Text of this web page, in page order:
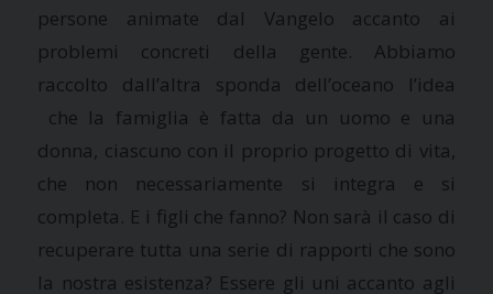
persone animate dal Vangelo accanto ai
problemi concreti della gente. Abbiamo
raccolto dall’altra sponda dell’oceano l’idea
che la famiglia è fatta da un uomo e una
donna, ciascuno con il proprio progetto di vita,
che non necessariamente si integra e si
completa. E i figli che fanno? Non sarà il caso di
recuperare tutta una serie di rapporti che sono
la nostra esistenza? Essere gli uni accanto agli